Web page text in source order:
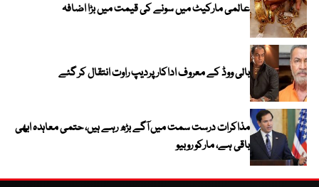
عالمی مارکیٹ میں سونے کی قیمت میں بڑا اضافہ
بالی ووڈ کے معروف اداکار پردیپ راوت انتقال کر گئے
مذاکرات درست سمت میں آگے بڑھ رہے ہیں، حتمی معاہدہ ابھی
باقی ہے، مارکو روبیو